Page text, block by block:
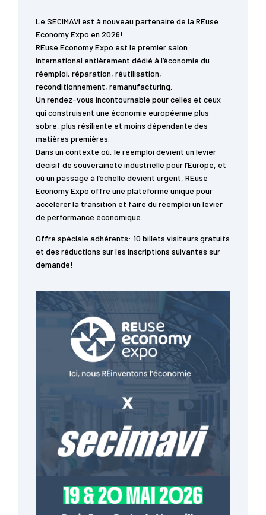
Le SECIMAVI est à nouveau partenaire de la REuse
Economy Expo en 2026!
REuse Economy Expo est le premier salon
international entièrement dédié à l’économie du
réemploi, réparation, réutilisation,
reconditionnement, remanufacturing.
Un rendez-vous incontournable pour celles et ceux
qui construisent une économie européenne plus
sobre, plus résiliente et moins dépendante des
matières premières.
Dans un contexte où, le réemploi devient un levier
décisif de souveraineté industrielle pour l’Europe, et
où un passage à l’échelle devient urgent, REuse
Economy Expo offre une plateforme unique pour
accélérer la transition et faire du réemploi un levier
de performance économique.
Offre spéciale adhérents: 10 billets visiteurs gratuits
et des réductions sur les inscriptions suivantes sur
demande!